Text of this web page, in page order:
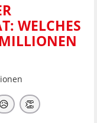
WELCHES
😥 👏